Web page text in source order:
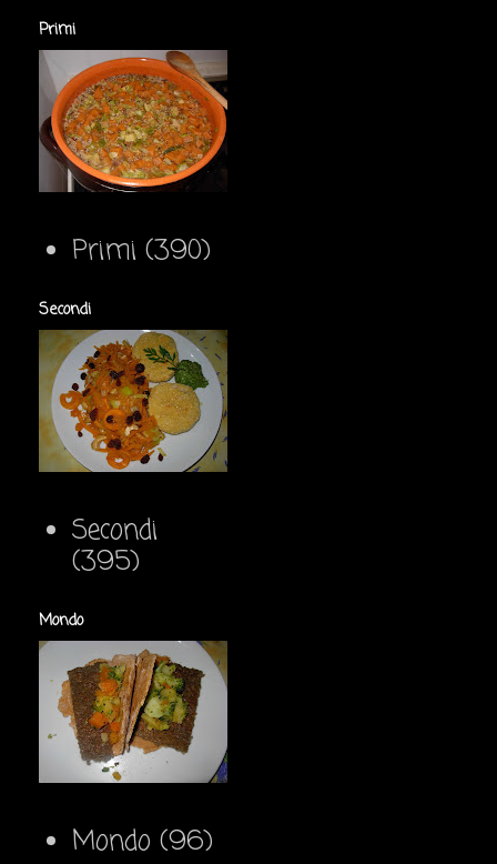
Primi
Primi (390)
Secondi
Secondi
(395)
Mondo
Mondo (96)